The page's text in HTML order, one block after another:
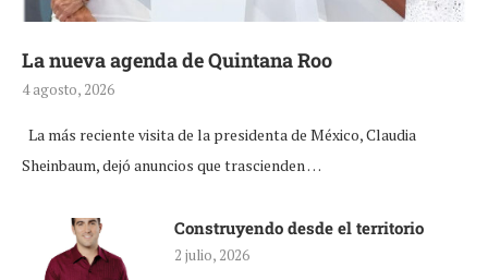
La nueva agenda de Quintana Roo
4 agosto, 2026
La más reciente visita de la presidenta de México, Claudia
Sheinbaum, dejó anuncios que trascienden …
Construyendo desde el territorio
2 julio, 2026